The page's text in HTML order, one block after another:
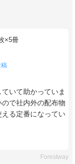
×5冊
稿
いて助かっていま
で社内外の配布物
る定番になってい
Forestway